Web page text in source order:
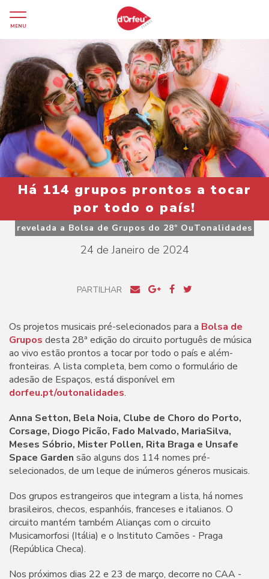
MENU
Há 114 grupos prontos a tocar
por todo o país!
revelada a Bolsa de Grupos do 28º OuTonalidades
24 de Janeiro de 2024
PARTILHAR
Os projetos musicais pré-selecionados para a Bolsa de
Grupos desta 28ª edição do circuito português de música
ao vivo estão prontos a tocar por todo o país e além-
fronteiras. A lista completa, bem como o formulário de
adesão de Espaços, está disponível em
dorfeu.pt/outonalidades.
Anna Setton, Bela Noia, Clube de Choro do Porto,
Corsage, Diogo Picão, Fado Malvado, MariaSilva,
Meses Sóbrio, Mister Pollen, Rita Braga e Unsafe
Space Garden são alguns dos 114 nomes pré-
selecionados, de um leque de inúmeros géneros musicais.
Dos grupos estrangeiros que integram a lista, há nomes
brasileiros, checos, espanhóis, franceses e italianos. O
circuito mantém também Alianças com o circuito
Musicamorfosi (Itália) e o Instituto Camões - Praga
(República Checa).
Nos próximos dias 22 e 23 de março, decorre no CAA -